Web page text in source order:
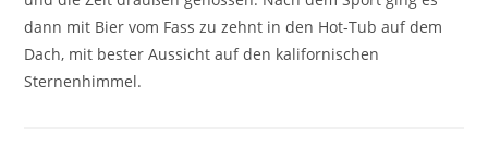
dann mit Bier vom Fass zu zehnt in den Hot-Tub auf dem
Dach, mit bester Aussicht auf den kalifornischen
Sternenhimmel.